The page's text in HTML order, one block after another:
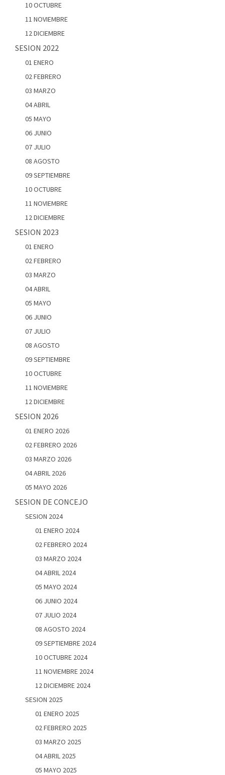
10 OCTUBRE
11 NOVIEMBRE
12 DICIEMBRE
SESION 2022
01 ENERO
02 FEBRERO
03 MARZO
04 ABRIL
05 MAYO
06 JUNIO
07 JULIO
08 AGOSTO
09 SEPTIEMBRE
10 OCTUBRE
11 NOVIEMBRE
12 DICIEMBRE
SESION 2023
01 ENERO
02 FEBRERO
03 MARZO
04 ABRIL
05 MAYO
06 JUNIO
07 JULIO
08 AGOSTO
09 SEPTIEMBRE
10 OCTUBRE
11 NOVIEMBRE
12 DICIEMBRE
SESION 2026
01 ENERO 2026
02 FEBRERO 2026
03 MARZO 2026
04 ABRIL 2026
05 MAYO 2026
SESION DE CONCEJO
SESION 2024
01 ENERO 2024
02 FEBRERO 2024
03 MARZO 2024
04 ABRIL 2024
05 MAYO 2024
06 JUNIO 2024
07 JULIO 2024
08 AGOSTO 2024
09 SEPTIEMBRE 2024
10 OCTUBRE 2024
11 NOVIEMBRE 2024
12 DICIEMBRE 2024
SESION 2025
01 ENERO 2025
02 FEBRERO 2025
03 MARZO 2025
04 ABRIL 2025
05 MAYO 2025